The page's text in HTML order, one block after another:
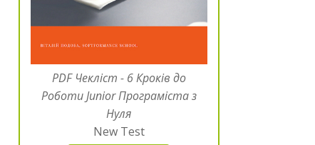
PDF Чекліст - 6 Кроків до
Роботи Junior Програміста з
Нуля
New Test